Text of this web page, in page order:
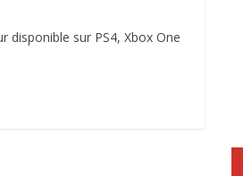
disponible sur PS4, Xbox One